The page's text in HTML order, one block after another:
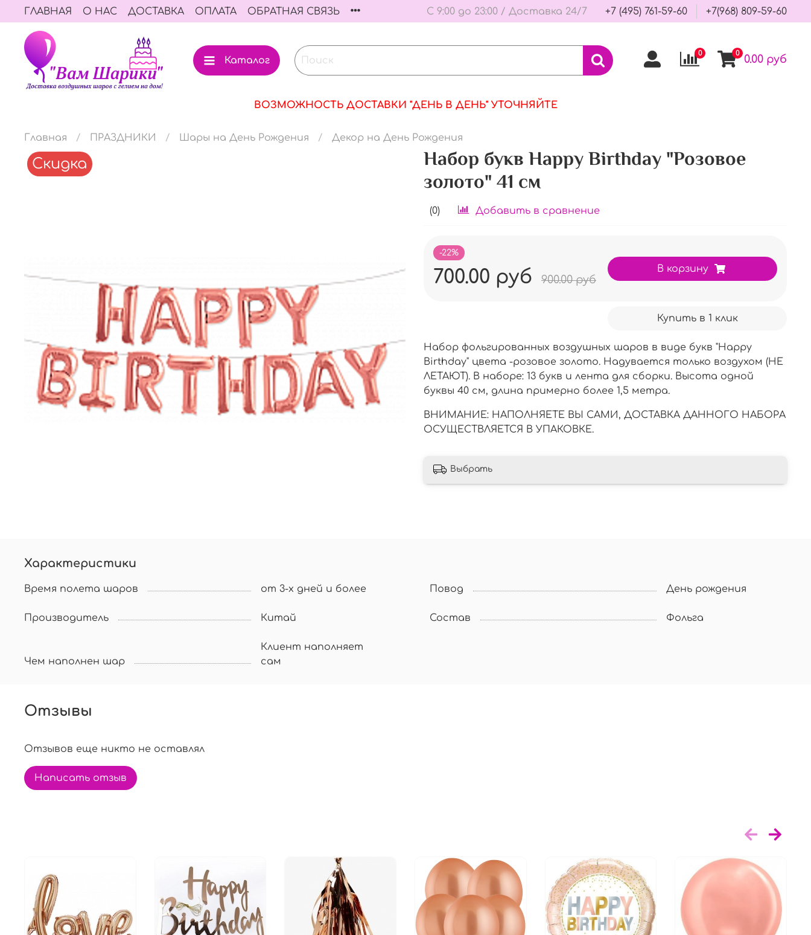
ГЛАВНАЯ О НАС ДОСТАВКА ОПЛАТА ОБРАТНАЯ СВЯЗЬ С 9:00 до 23:00 / Доставка 24/7 +7 (495) 761-59-60 +7(968) 809-59-60
Каталог
0 0 0.00 руб
ВОЗМОЖНОСТЬ ДОСТАВКИ "ДЕНЬ В ДЕНЬ" УТОЧНЯЙТЕ
Главная ПРАЗДНИКИ Шары на День Рождения Декор на День Рождения
Скидка Набор букв Нappy Вirthday "Розовое
золото" 41 см
(0) Добавить в сравнение
-22%
700.00 руб 900.00 руб
В корзину
Купить в 1 клик
Набор фольгированных воздушных шаров в виде букв "Happy
Birthday" цвета -розовое золото. Надувается только воздухом (НЕ
ЛЕТАЮТ). В наборе: 13 букв и лента для сборки. Высота одной
буквы 40 см, длина примерно более 1,5 метра.
ВНИМАНИЕ: НАПОЛНЯЕТЕ ВЫ САМИ, ДОСТАВКА ДАННОГО НАБОРА
ОСУЩЕСТВЛЯЕТСЯ В УПАКОВКЕ.
Выбрать
Характеристики
Время полета шаров от 3-х дней и более Повод День рождения
Производитель Китай Состав Фольга
Чем наполнен шар
Клиент наполняет
сам
Отзывы
Отзывов еще никто не оставлял
Написать отзыв